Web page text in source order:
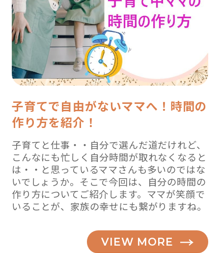
子育てで自由がないママへ！時間の
作り方を紹介！
子育てと仕事・・自分で選んだ道だけれど、
こんなにも忙しく自分時間が取れなくなると
は・・と思っているママさんも多いのではな
いでしょうか。そこで今回は、自分の時間の
作り方についてご紹介します。ママが笑顔で
いることが、家族の幸せにも繋がりますね。
VIEW MORE